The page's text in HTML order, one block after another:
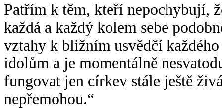
Patřím k těm, kteří nepochybují,
každá a každý kolem sebe
vztahy k bližním usvědčí
idolům a je momentálně
fungovat jen církev stále ještě
nepřemohou.“